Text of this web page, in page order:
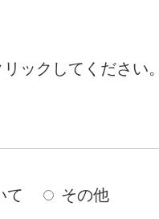
ックしてください
て その他